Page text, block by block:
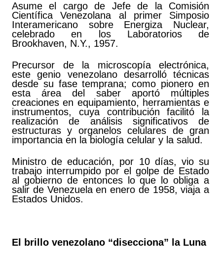
Asume el cargo de Jefe de la Comisión
Científica Venezolana al primer Simposio
Interamericano sobre Energiza Nuclear,
celebrado en los Laboratorios de
Brookhaven, N.Y., 1957.
Precursor de la microscopía electrónica,
este genio venezolano desarrolló técnicas
desde su fase temprana; como pionero en
esta área del saber aportó múltiples
creaciones en equipamiento, herramientas e
instrumentos, cuya contribución facilitó la
realización de análisis significativos de
estructuras y organelos celulares de gran
importancia en la biología celular y la salud.
Ministro de educación, por 10 días, vio su
trabajo interrumpido por el golpe de Estado
al gobierno de entonces lo que lo obliga a
salir de Venezuela en enero de 1958, viaja a
Estados Unidos.
El brillo venezolano “disecciona” la Luna